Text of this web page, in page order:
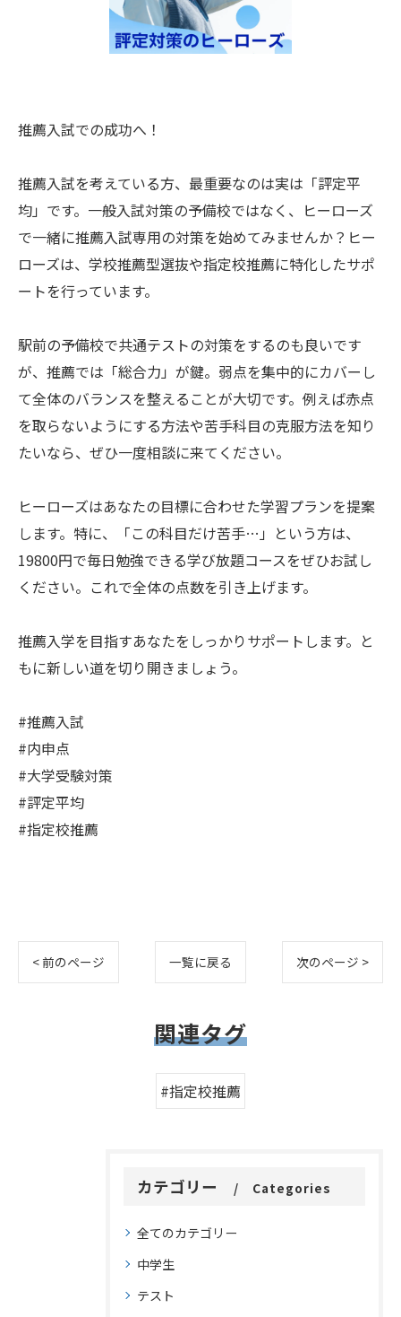
推薦入試での成功へ！
推薦入試を考えている方、最重要なのは実は「評定平
均」です。一般入試対策の予備校ではなく、ヒーローズ
で一緒に推薦入試専用の対策を始めてみませんか？ヒー
ローズは、学校推薦型選抜や指定校推薦に特化したサポ
ートを行っています。
駅前の予備校で共通テストの対策をするのも良いです
が、推薦では「総合力」が鍵。弱点を集中的にカバーし
て全体のバランスを整えることが大切です。例えば赤点
を取らないようにする方法や苦手科目の克服方法を知り
たいなら、ぜひ一度相談に来てください。
ヒーローズはあなたの目標に合わせた学習プランを提案
します。特に、「この科目だけ苦手…」という方は、
19800円で毎日勉強できる学び放題コースをぜひお試し
ください。これで全体の点数を引き上げます。
推薦入学を目指すあなたをしっかりサポートします。と
もに新しい道を切り開きましょう。
#推薦入試
#内申点
#大学受験対策
#評定平均
#指定校推薦
< 前のページ 一覧に戻る 次のページ >
関連タグ
#指定校推薦
カテゴリー Categories
全てのカテゴリー
中学生
テスト